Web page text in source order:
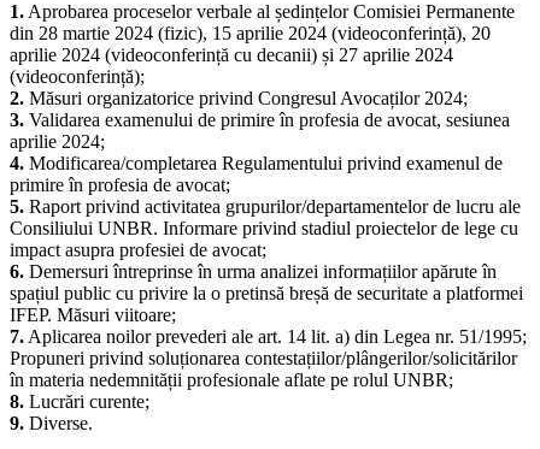
1. Aprobarea proceselor verbale al ședințelor Comisiei Permanente
din 28 martie 2024 (fizic), 15 aprilie 2024 (videoconferință), 20
aprilie 2024 (videoconferință cu decanii) și 27 aprilie 2024
(videoconferință);
2. Măsuri organizatorice privind Congresul Avocaților 2024;
3. Validarea examenului de primire în profesia de avocat, sesiunea
aprilie 2024;
4. Modificarea/completarea Regulamentului privind examenul de
primire în profesia de avocat;
5. Raport privind activitatea grupurilor/departamentelor de lucru ale
Consiliului UNBR. Informare privind stadiul proiectelor de lege cu
impact asupra profesiei de avocat;
6. Demersuri întreprinse în urma analizei informațiilor apărute în
spațiul public cu privire la o pretinsă breșă de securitate a platformei
IFEP. Măsuri viitoare;
7. Aplicarea noilor prevederi ale art. 14 lit. a) din Legea nr. 51/1995;
Propuneri privind soluționarea contestațiilor/plângerilor/solicitărilor
în materia nedemnității profesionale aflate pe rolul UNBR;
8. Lucrări curente;
9. Diverse.